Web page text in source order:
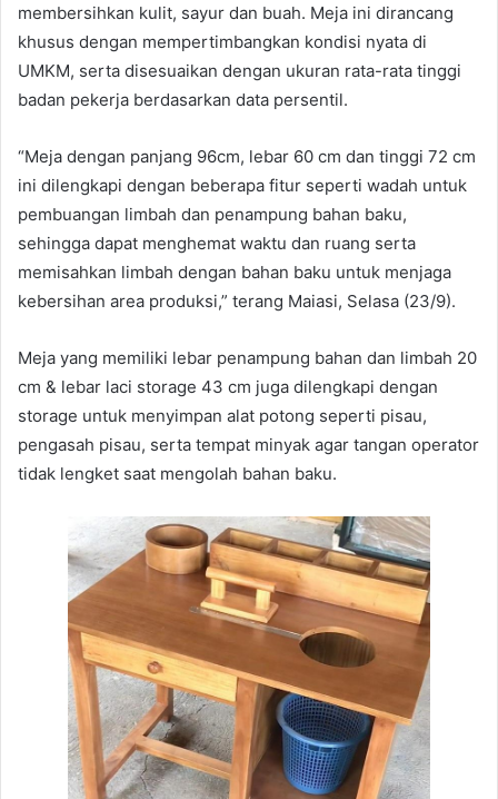
membersihkan kulit, sayur dan buah. Meja ini dirancang
khusus dengan mempertimbangkan kondisi nyata di
UMKM, serta disesuaikan dengan ukuran rata-rata tinggi
badan pekerja berdasarkan data persentil.
“Meja dengan panjang 96cm, lebar 60 cm dan tinggi 72 cm
ini dilengkapi dengan beberapa fitur seperti wadah untuk
pembuangan limbah dan penampung bahan baku,
sehingga dapat menghemat waktu dan ruang serta
memisahkan limbah dengan bahan baku untuk menjaga
kebersihan area produksi,” terang Maiasi, Selasa (23/9).
Meja yang memiliki lebar penampung bahan dan limbah 20
cm & lebar laci storage 43 cm juga dilengkapi dengan
storage untuk menyimpan alat potong seperti pisau,
pengasah pisau, serta tempat minyak agar tangan operator
tidak lengket saat mengolah bahan baku.